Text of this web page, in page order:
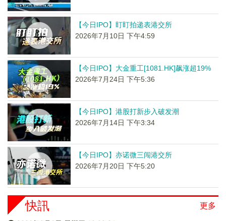
【今日IPO】盯盯拍递表港交所
2026年7月10日 下午4:59
【今日IPO】大金重工[1081.HK]飙涨超19%
2026年7月24日 下午5:36
【今日IPO】港股打新步入破发潮
2026年7月14日 下午3:34
【今日IPO】亦诺微三闯港交所
2026年7月20日 下午5:20
更多
快訊